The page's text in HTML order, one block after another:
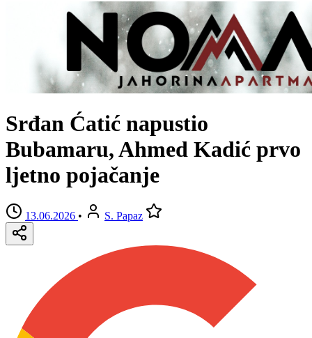
Srđan Ćatić napustio
Bubamaru, Ahmed Kadić prvo
ljetno pojačanje
13.06.2026 • S. Papaz